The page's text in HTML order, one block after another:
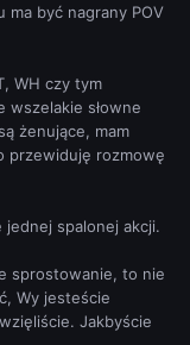
ma być nagrany POV
WH czy tym
wszelakie słowne
żenujące, mam
przewiduję rozmowę
spalonej akcji.
sprostowanie, to nie
Wy jesteście
Jakbyście